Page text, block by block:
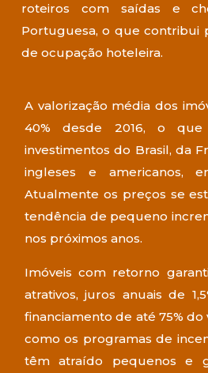
roteiros com saídas e
Portuguesa, o que contribui
de ocupação hoteleira.
A valorização média dos
40% desde 2016, o
investimentos do Brasil, da
ingleses e americanos,
Atualmente os preços se
tendência de pequeno
nos próximos anos.
Imóveis com retorno
atrativos, juros anuais de
financiamento de até 75%
como os programas de
têm atraído pequenos e